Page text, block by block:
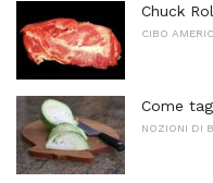
Chuck
CIBO
Come
NOZIONI DI